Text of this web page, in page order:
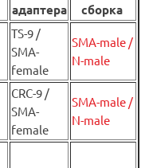
адаптера сборка
TS-9 /
SMA-
female
SMA-male /
N-male
CRC-9 /
SMA-
female
SMA-male /
N-male